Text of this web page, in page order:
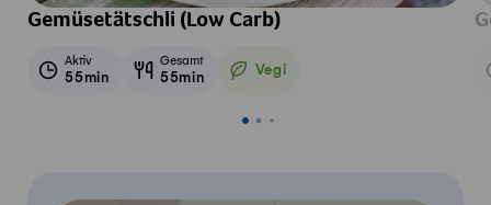
Gemüsetätschli (Low Carb)
Aktiv
55min
Gesamt
55min Vegi
Vegetarisch